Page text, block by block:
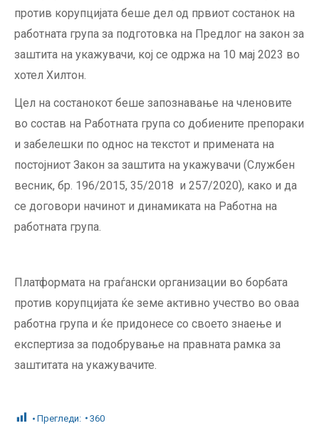
против корупцијата беше дел од првиот состанок на
работната група за подготовка на Предлог на закон за
заштита на укажувачи, кој се одржа на 10 мај 2023 во
хотел Хилтон.
Цел на состанокот беше запознавање на членовите
во состав на Работната група со добиените препораки
и забелешки по однос на текстот и примената на
постојниот Закон за заштита на укажувачи (Службен
весник, бр. 196/2015, 35/2018 и 257/2020), како и да
се договори начинот и динамиката на Работна на
работната група.
Платформата на граѓански организации во борбата
против корупцијата ќе земе активно учество во оваа
работна група и ќе придонесе со своето знаење и
експертиза за подобрување на правната рамка за
заштитата на укажувачите.
Прегледи: 360